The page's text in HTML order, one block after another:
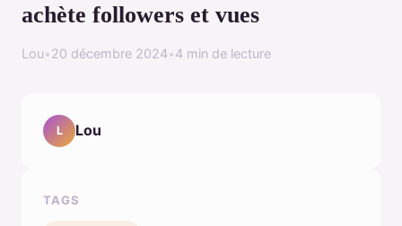
achète followers et vues
Lou•20 décembre 2024•4 min de lecture
L Lou
TAGS